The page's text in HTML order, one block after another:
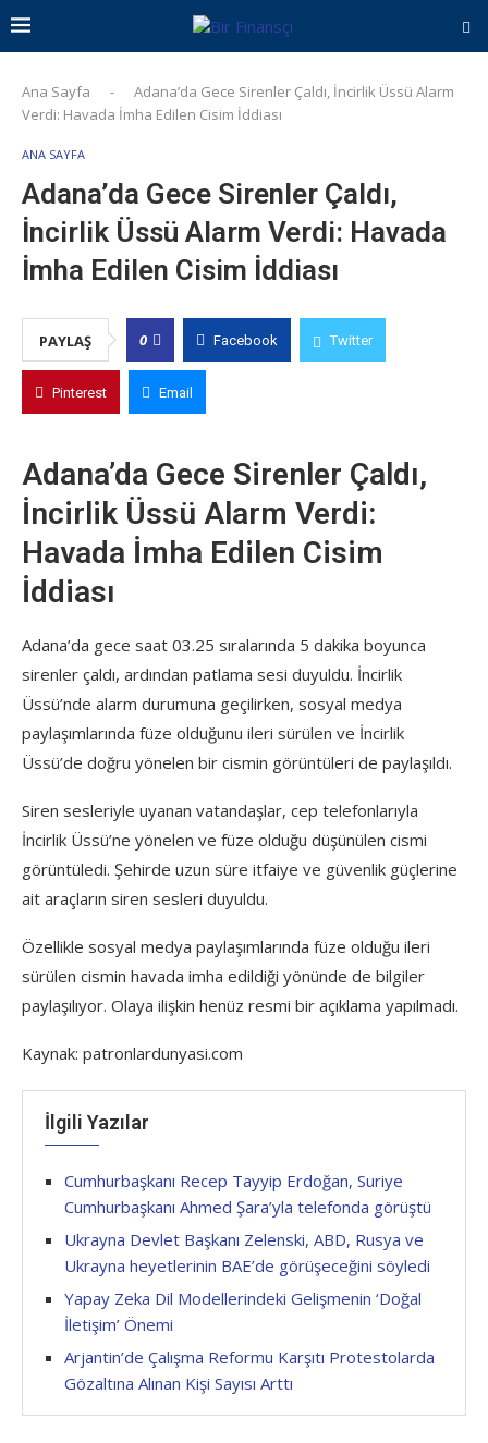
Ana Sayfa -
Adana’da Gece Sirenler Çaldı, İncirlik Üssü Alarm
Verdi: Havada İmha Edilen Cisim İddiası
ANA SAYFA
Adana’da Gece Sirenler Çaldı,
İncirlik Üssü Alarm Verdi: Havada
İmha Edilen Cisim İddiası
PAYLAŞ 0 Facebook Twitter
Pinterest Email
Adana’da Gece Sirenler Çaldı,
İncirlik Üssü Alarm Verdi:
Havada İmha Edilen Cisim
İddiası
Adana’da gece saat 03.25 sıralarında 5 dakika boyunca
sirenler çaldı, ardından patlama sesi duyuldu. İncirlik
Üssü’nde alarm durumuna geçilirken, sosyal medya
paylaşımlarında füze olduğunu ileri sürülen ve İncirlik
Üssü’de doğru yönelen bir cismin görüntüleri de paylaşıldı.
Siren sesleriyle uyanan vatandaşlar, cep telefonlarıyla
İncirlik Üssü’ne yönelen ve füze olduğu düşünülen cismi
görüntüledi. Şehirde uzun süre itfaiye ve güvenlik güçlerine
ait araçların siren sesleri duyuldu.
Özellikle sosyal medya paylaşımlarında füze olduğu ileri
sürülen cismin havada imha edildiği yönünde de bilgiler
paylaşılıyor. Olaya ilişkin henüz resmi bir açıklama yapılmadı.
Kaynak: patronlardunyasi.com
İlgili Yazılar
Cumhurbaşkanı Recep Tayyip Erdoğan, Suriye
Cumhurbaşkanı Ahmed Şara’yla telefonda görüştü
Ukrayna Devlet Başkanı Zelenski, ABD, Rusya ve
Ukrayna heyetlerinin BAE’de görüşeceğini söyledi
Yapay Zeka Dil Modellerindeki Gelişmenin ‘Doğal
İletişim’ Önemi
Arjantin’de Çalışma Reformu Karşıtı Protestolarda
Gözaltına Alınan Kişi Sayısı Arttı